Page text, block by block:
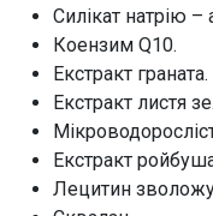
Силікат натрію –
Коензим Q10.
Екстракт граната.
Екстракт листя
Екстракт
Лецитин